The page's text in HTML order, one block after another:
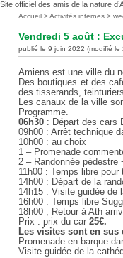
Site officiel des amis de la nature
Vous
ici
:
Accueil >Activités internes >
Vendredi 5 août :
publié le 9 juin 2022 (modifié le
Amiens est une ville du
Des boutiques et des
des tisserands,
Les canaux de la ville
Programme.
06h30 : Départ des cars
09h00 : Arrêt technique
10h00 : au choix
1 – Promenade
2 – Randonnée
11h00 : Temps libre
14h00 : Départ de la
14h15 : Visite guidée de
16h00 : Temps libre
18h00 ; Retour à Ath
Prix : prix du car25€.
Les visites sont en sus
Promenade en barque
Visite guidée de la